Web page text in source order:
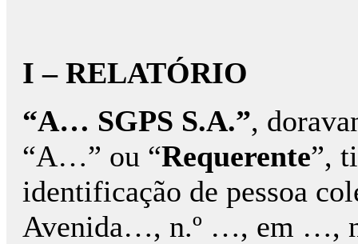
I – RELATÓRIO
“A… SGPS S.A.”,
“A…” ou “Requerente”,
identificação de pessoa
Avenida…, n.º …, em …,